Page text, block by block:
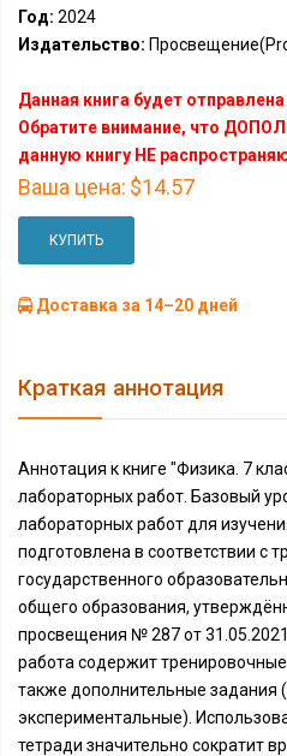
Год: 2024
Издательство:
Данная книга будет
Обратите внимание, что
данную книгу НЕ
Ваша цена: $14.57
КУПИТЬ
Доставка за 14–20 дней
Краткая аннотация
Аннотация к книге "Физика. 7
лабораторных работ. Базовый
лабораторных работ для
подготовлена в соответствии с
государственного
общего образования,
просвещения № 287 от
работа содержит
также дополнительные задания
экспериментальные).
тетради значительно сократит